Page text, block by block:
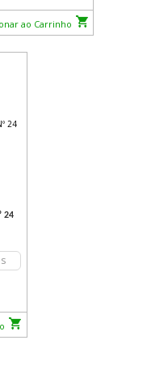
ao Carrinho
24